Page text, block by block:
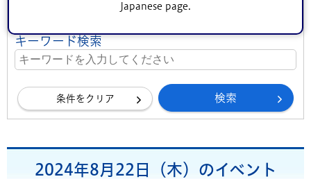
Japanese page.
東部地区 鹿骨地区
キーワード検索
条件をクリア
2024年8月22日（木）のイベント